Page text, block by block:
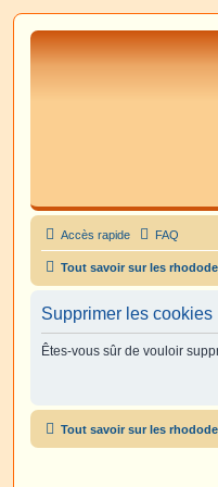
Accès rapide FAQ
Tout savoir sur les
Supprimer les cookies
Êtes-vous sûr de vouloir
Tout savoir sur les